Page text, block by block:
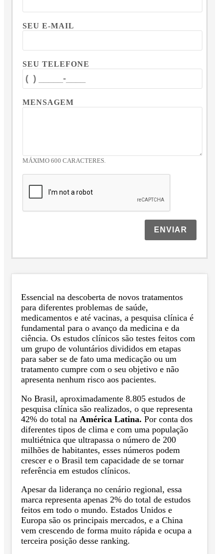
SEU E-MAIL
SEU TELEFONE
MENSAGEM
MÁXIMO 600 CARACTERES.
ENVIAR
Essencial na descoberta de novos tratamentos
para diferentes problemas de saúde,
medicamentos e até vacinas, a pesquisa clínica é
fundamental para o avanço da medicina e da
ciência. Os estudos clínicos são testes feitos com
um grupo de voluntários divididos em etapas
para saber se de fato uma medicação ou um
tratamento cumpre com o seu objetivo e não
apresenta nenhum risco aos pacientes.
No Brasil, aproximadamente 8.805 estudos de
pesquisa clínica são realizados, o que representa
42% do total na América Latina. Por conta dos
diferentes tipos de clima e com uma população
multiétnica que ultrapassa o número de 200
milhões de habitantes, esses números podem
crescer e o Brasil tem capacidade de se tornar
referência em estudos clínicos.
Apesar da liderança no cenário regional, essa
marca representa apenas 2% do total de estudos
feitos em todo o mundo. Estados Unidos e
Europa são os principais mercados, e a China
vem crescendo de forma muito rápida e ocupa a
terceira posição desse ranking.